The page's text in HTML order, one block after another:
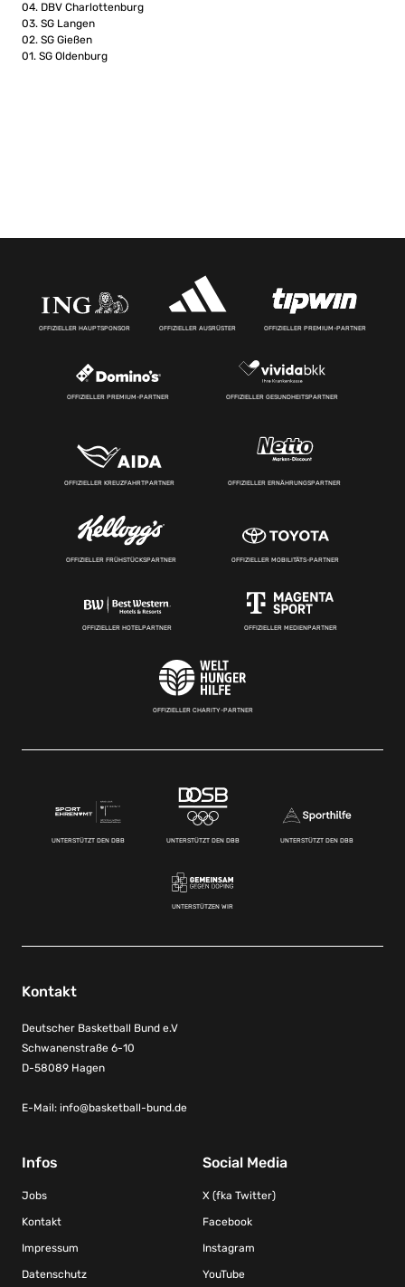
04. DBV Charlottenburg
03. SG Langen
02. SG Gießen
01. SG Oldenburg
OFFIZIELLER HAUPTSPONSOR OFFIZIELLER AUSRÜSTER OFFIZIELLER PREMIUM-PARTNER
OFFIZIELLER PREMIUM-PARTNER OFFIZIELLER GESUNDHEITSPARTNER
OFFIZIELLER KREUZFAHRTPARTNER OFFIZIELLER ERNÄHRUNGSPARTNER
OFFIZIELLER FRÜHSTÜCKSPARTNER OFFIZIELLER MOBILITÄTS-PARTNER
OFFIZIELLER HOTELPARTNER OFFIZIELLER MEDIENPARTNER
OFFIZIELLER CHARITY-PARTNER
UNTERSTÜTZT DEN DBB UNTERSTÜTZT DEN DBB UNTERSTÜTZT DEN DBB
UNTERSTÜTZEN WIR
Kontakt
Deutscher Basketball Bund e.V
Schwanenstraße 6-10
D-58089 Hagen
E-Mail: info@basketball-bund.de
Infos
Jobs
Kontakt
Impressum
Datenschutz
Social Media
X (fka Twitter)
Facebook
Instagram
YouTube